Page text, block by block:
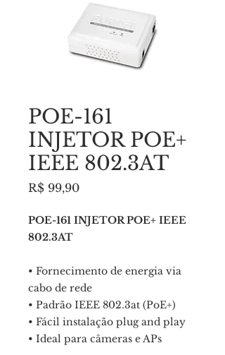
POE-161
INJETOR POE+
IEEE 802.3AT
R$ 99,90Preço
POE-161 INJETOR POE+ IEEE
802.3AT
• Fornecimento de energia via
cabo de rede
• Padrão IEEE 802.3at (PoE+)
• Fácil instalação plug and play
• Ideal para câmeras e APs